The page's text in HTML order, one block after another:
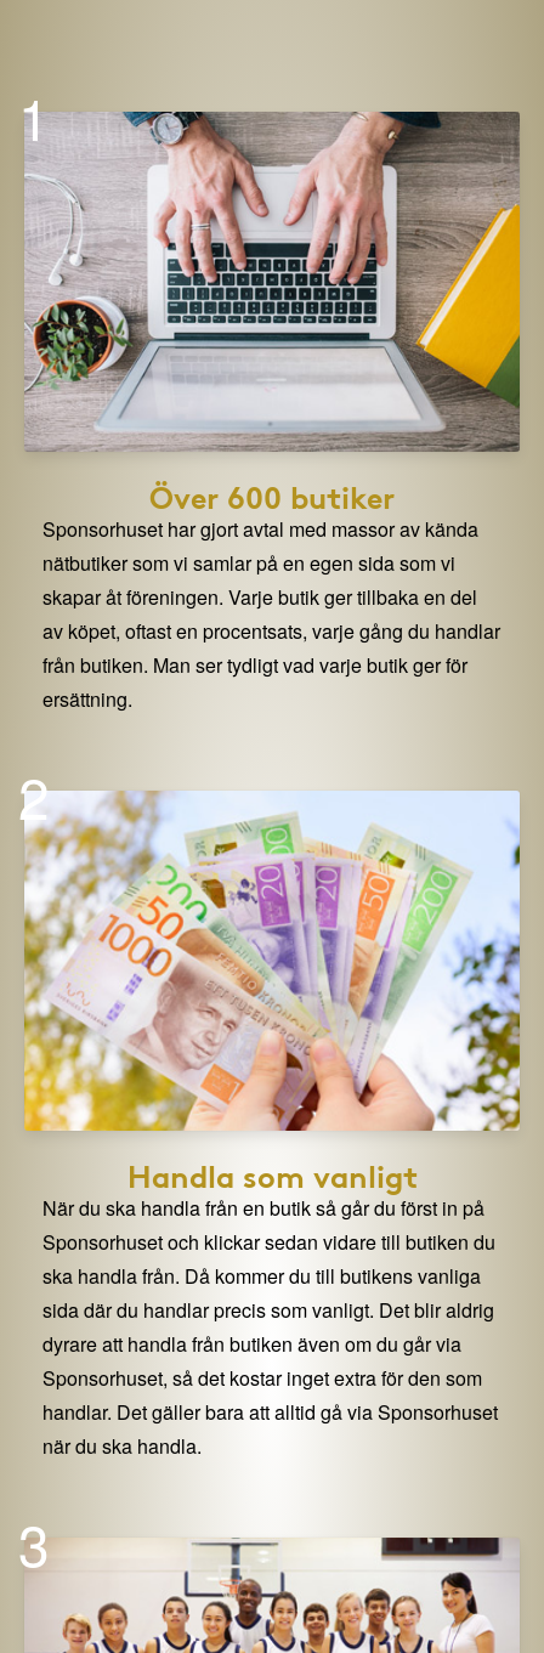
1
Över 600 butiker
Sponsorhuset har gjort avtal med massor av kända
nätbutiker som vi samlar på en egen sida som vi
skapar åt föreningen. Varje butik ger tillbaka en del
av köpet, oftast en procentsats, varje gång du handlar
från butiken. Man ser tydligt vad varje butik ger för
ersättning.
2
Handla som vanligt
När du ska handla från en butik så går du först in på
Sponsorhuset och klickar sedan vidare till butiken du
ska handla från. Då kommer du till butikens vanliga
sida där du handlar precis som vanligt. Det blir aldrig
dyrare att handla från butiken även om du går via
Sponsorhuset, så det kostar inget extra för den som
handlar. Det gäller bara att alltid gå via Sponsorhuset
när du ska handla.
3